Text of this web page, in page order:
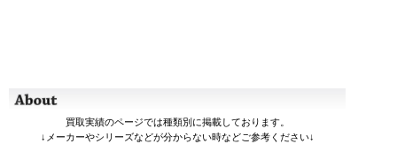
買取実績のページでは種類別に掲載しております。
↓メーカーやシリーズなどが分からない時などご参考ください↓